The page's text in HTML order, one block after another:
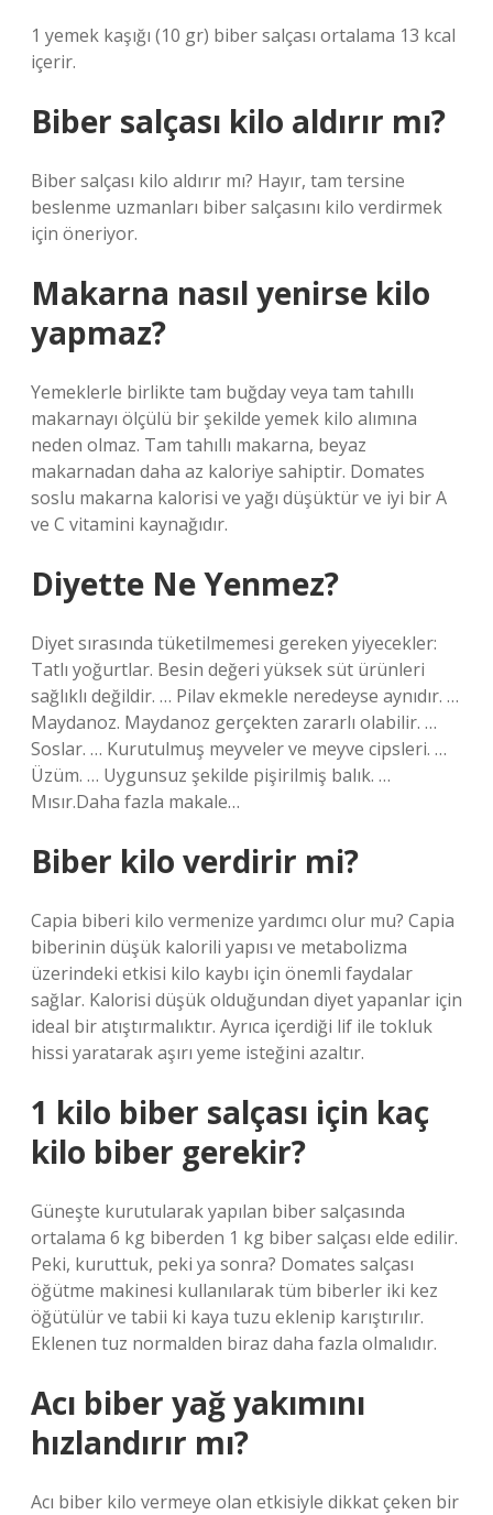
1 yemek kaşığı (10 gr) biber salçası ortalama 13 kcal
içerir.
Biber salçası kilo aldırır mı?
Biber salçası kilo aldırır mı? Hayır, tam tersine
beslenme uzmanları biber salçasını kilo verdirmek
için öneriyor.
Makarna nasıl yenirse kilo
yapmaz?
Yemeklerle birlikte tam buğday veya tam tahıllı
makarnayı ölçülü bir şekilde yemek kilo alımına
neden olmaz. Tam tahıllı makarna, beyaz
makarnadan daha az kaloriye sahiptir. Domates
soslu makarna kalorisi ve yağı düşüktür ve iyi bir A
ve C vitamini kaynağıdır.
Diyette Ne Yenmez?
Diyet sırasında tüketilmemesi gereken yiyecekler:
Tatlı yoğurtlar. Besin değeri yüksek süt ürünleri
sağlıklı değildir. … Pilav ekmekle neredeyse aynıdır. …
Maydanoz. Maydanoz gerçekten zararlı olabilir. …
Soslar. … Kurutulmuş meyveler ve meyve cipsleri. …
Üzüm. … Uygunsuz şekilde pişirilmiş balık. …
Mısır.Daha fazla makale…
Biber kilo verdirir mi?
Capia biberi kilo vermenize yardımcı olur mu? Capia
biberinin düşük kalorili yapısı ve metabolizma
üzerindeki etkisi kilo kaybı için önemli faydalar
sağlar. Kalorisi düşük olduğundan diyet yapanlar için
ideal bir atıştırmalıktır. Ayrıca içerdiği lif ile tokluk
hissi yaratarak aşırı yeme isteğini azaltır.
1 kilo biber salçası için kaç
kilo biber gerekir?
Güneşte kurutularak yapılan biber salçasında
ortalama 6 kg biberden 1 kg biber salçası elde edilir.
Peki, kuruttuk, peki ya sonra? Domates salçası
öğütme makinesi kullanılarak tüm biberler iki kez
öğütülür ve tabii ki kaya tuzu eklenip karıştırılır.
Eklenen tuz normalden biraz daha fazla olmalıdır.
Acı biber yağ yakımını
hızlandırır mı?
Acı biber kilo vermeye olan etkisiyle dikkat çeken bir